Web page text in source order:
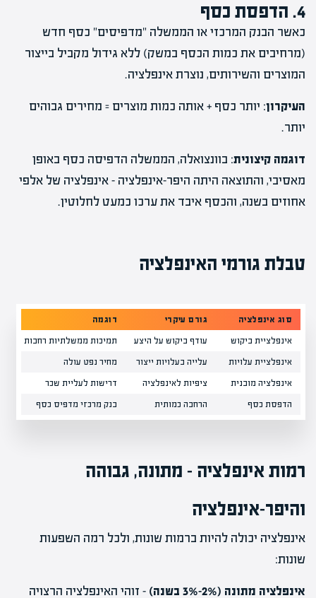
4. הדפסת כסף
כאשר הבנק המרכזי או הממשלה "מדפיסים" כסף חדש
(מרחיבים את כמות הכסף במשק) ללא גידול מקביל בייצור
המוצרים והשירותים, נוצרת אינפלציה.
העיקרון: יותר כסף + אותה כמות מוצרים = מחירים גבוהים
יותר.
דוגמה קיצונית: בוונצואלה, הממשלה הדפיסה כסף באופן
מאסיבי, והתוצאה היתה היפר-אינפלציה – אינפלציה של אלפי
אחוזים בשנה, והכסף איבד את ערכו כמעט לחלוטין.
טבלת גורמי האינפלציה
סוג אינפלציה גורם עיקרי דוגמה
אינפלציית ביקוש עודף ביקוש על היצע תמיכות ממשלתיות רחבות
אינפלציית עלויות עלייה בעלויות ייצור מחיר נפט עולה
אינפלציה מובנית ציפיות לאינפלציה דרישות לעליית שכר
הדפסת כסף הרחבה כמותית בנק מרכזי מדפיס כסף
רמות אינפלציה – מתונה, גבוהה
והיפר-אינפלציה
אינפלציה יכולה להיות ברמות שונות, ולכל רמה השפעות
שונות:
אינפלציה מתונה (2%-3% בשנה)
– זוהי האינפלציה הרצויה